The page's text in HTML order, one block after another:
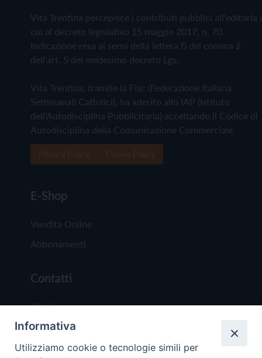
Vita Trentina percepisce i contributi pubblici all'editoria
cui al decreto legislativo 15 maggio 2017, n. 70.
Indicazione resa ai sensi della lettera f) del comma 2
dell'art. 5 del medesimo decreto Lgs.
Vita Trentina, tramite la Fisc (Federazione Italiana
Settimanali Cattolici), ha aderito allo IAP (Istituto
dell'Autodisciplina Pubblicitaria) accettando il Codice di
Autodisciplina della Comunicazione Commerciale
E-Shop
Vendita Online
Abbonamenti
Contatti
Chi Siamo
Redazione
Scrivici
Informativa
Utilizziamo cookie o tecnologie simili per